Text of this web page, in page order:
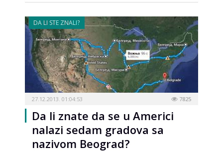
DA LI STE ZNALI?
27.12.2013. 01:04:53 7825
Da li znate da se u Americi
nalazi sedam gradova sa
nazivom Beograd?